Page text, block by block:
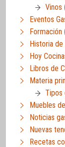
Vinos
Eventos
Formación
Historia
Hoy
Libros de
Materia
Tipos
Muebles
Noticias
Nuevas
Recetas